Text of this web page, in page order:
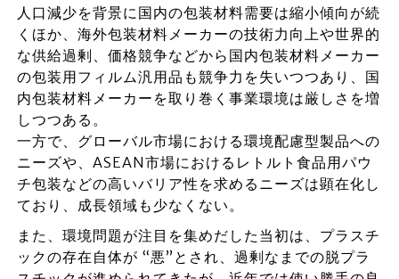
人口減少を背景に国内の包装材料需要は縮小傾向が続
くほか、海外包装材料メーカーの技術力向上や世界的
な供給過剰、価格競争などから国内包装材料メーカー
の包装用フィルム汎用品も競争力を失いつつあり、国
内包装材料メーカーを取り巻く事業環境は厳しさを増
しつつある。
一方で、グローバル市場における環境配慮型製品への
ニーズや、ASEAN市場におけるレトルト食品用パウ
チ包装などの高いバリア性を求めるニーズは顕在化し
ており、成長領域も少なくない。
また、環境問題が注目を集めだした当初は、プラスチ
ックの存在自体が “悪”とされ、過剰なまでの脱プラ